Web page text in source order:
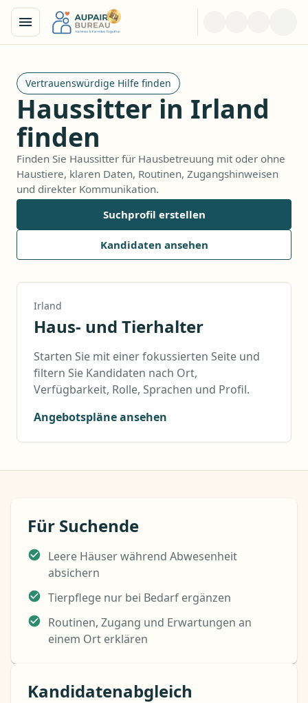
Vertrauenswürdige Hilfe finden
Haussitter in Irland
finden
Finden Sie Haussitter für Hausbetreuung mit oder ohne
Haustiere, klaren Daten, Routinen, Zugangshinweisen
und direkter Kommunikation.
Suchprofil erstellen
Kandidaten ansehen
Irland
Haus- und Tierhalter
Starten Sie mit einer fokussierten Seite und
filtern Sie Kandidaten nach Ort,
Verfügbarkeit, Rolle, Sprachen und Profil.
Angebotspläne ansehen
Für Suchende
Leere Häuser während Abwesenheit
absichern
Tierpflege nur bei Bedarf ergänzen
Routinen, Zugang und Erwartungen an
einem Ort erklären
Kandidatenabgleich